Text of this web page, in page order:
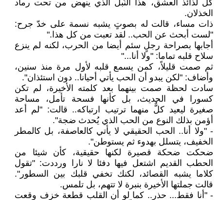
كل لذائذ العشق، هذا النُبل الذي ينهض من تحت رماد
الخذلان.
ذات مساء، قالت له بصوتٍ يشبه نسمة على خدّ جرح:
"لست أبحث عن الحب.. لقد تعبت من كل هذا."
أجابها بصراحة رجلٍ سئم أيضا من الحرب، لكنه لم ينزع
سلاح قلبه تماما: "ولا أنا..."
ثم صمت قليلاً، كمن يسمع قلبه لأول مرة منذ سنين،
وأضاف: "لكن يبدو أن الحب يأتي أحيانا.. دون استئذان".
سادت لحظة صمت بينهما بعد كلمته الأخيرة، لم تكن
كسورا في الحديث، بل كأنها فسحة تأمل، مساحة
صغيرة ليعيد كلٌّ منهما ترتيب ارتباكه.. قالت: "لم أعد
أؤمن بذلك النوع من الحب الذي يُحدث ضجة".
- "ولا أنا.. الحب الحقيقي لا يأتي كالعاصفة، بل كالمطر
الخفيف، يتسلل بهدوء ثم يستوطن".
ضحكت ضحكة قصيرة لكنها حقيقية، كأن شيئا من
الحطب القديم اشتعل فيها دفئا لا نارا ورددت: "تقول
كلاما يشبه القصائد، لكنك تخفي قلبك بين السطور".
قالت جملتها الأخيرة بنبرة لا تتهم، بل تلمس.
- "أنا فقط... حذر.. كما لو أن القلب قطعة خزف وقعت